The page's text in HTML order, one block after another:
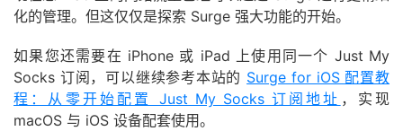
化的管理。但这仅仅是探索 Surge 强大功能的开始。
如果您还需要在 iPhone 或 iPad 上使用同一个 Just My
Socks 订阅，可以继续参考本站的 Surge for iOS 配置教
程：从零开始配置 Just My Socks 订阅地址 ，实现
macOS 与 iOS 设备配套使用。